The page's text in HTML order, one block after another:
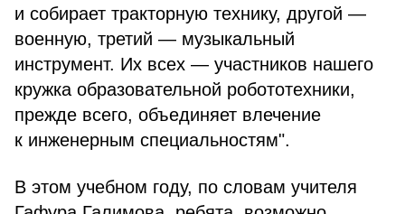
и собирает тракторную технику, другой —
военную, третий — музыкальный
инструмент. Их всех — участников нашего
кружка образовательной робототехники,
прежде всего, объединяет влечение
к инженерным специальностям".
В этом учебном году, по словам учителя